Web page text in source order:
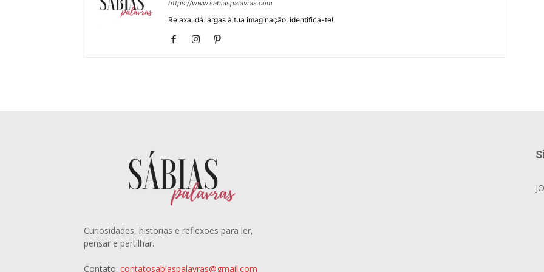
https://www.sabiaspalavras.com
Relaxa, dá largas à tua imaginação, identifica-te!
Curiosidades, historias e reflexoes para ler,
pensar e partilhar.
Contato: contatosabiaspalavras@gmail.com